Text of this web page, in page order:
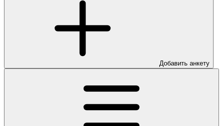
Добавить анкету